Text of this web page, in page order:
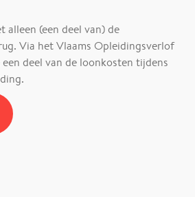
(een deel van) de
Via het Vlaams Opleidingsverlof
deel van de loonkosten tijdens